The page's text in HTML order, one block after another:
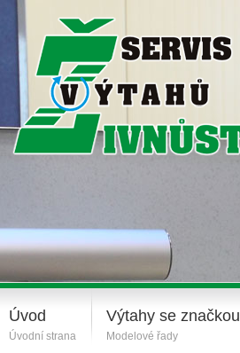
Úvod
Úvodní strana
Výtahy se značkou
Modelové řady